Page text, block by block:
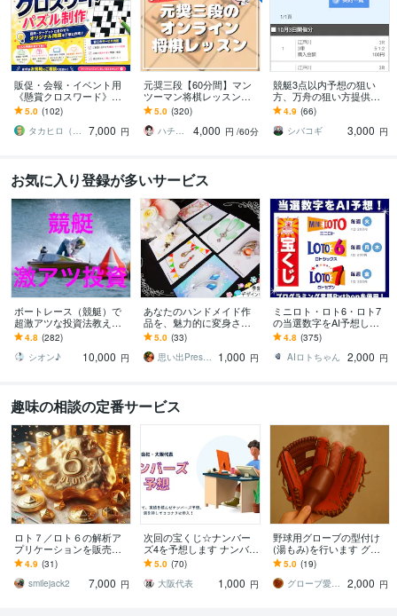
販促・会報・イベント用
《懸賞クロスワード》作
ります 実績100件+｜商用
利用OK。連載も特急もプ
ラチナ作家が対応
5.0 (102)
タカヒロ（クロスワード作家）
7,000 円
元奨三段【60分間】マン
ツーマン将棋レッスンし
ます 初心者大歓迎♪貴方
に寄り添った優しいレッ
スンで手助けします✨
5.0 (320)
ハチ☗【元奨三段】
4,000 円 /60分
競艇3点以内予想の狙い
方、万舟の狙い方提供し
ます 10/3 自己購入最高配
当10万舟 3点102620円的
中！
4.9 (66)
シバコギ
3,000 円
お気に入り登録が多いサービス
ボートレース（競艇）で
超激アツな投資法教えま
す 予想ではなく投資で
す。出走箱を見るだけ
で、秒殺で丸わかり！
4.8 (282)
シオン♪
10,000 円
あなたのハンドメイド作
品を、魅力的に変身させ
ます オリジナル受注も☆
【アクセサリー台紙／ハ
ンドメイド台紙】
5.0 (33)
思い出Presenter☆
1,000 円
ミニロト・ロト6・ロト7
の当選数字をAI予想しま
す プログラミング言語Pyt
honで当選数字をAIにて5
点予測
4.8 (375)
AIロトちゃん
2,000 円
趣味の相談の定番サービス
ロト７／ロト６の解析ア
プリケーションを販売し
ます 数学的証明とデータ
解析が生んだ、ロト攻略
の最終回答
4.9 (31)
smilejack2
7,000 円
次回の宝くじ☆ナンバー
ズ4を予想します ナンバー
ズ4に限定して詳しく予想
をお伝えします！
5.0 (70)
大阪代表
1,000 円
野球用グローブの型付け
(湯もみ)を行います グロ
ーブの型付け(湯もみ)を格
安で実施します！
5.0 (19)
グローブ愛好家
2,000 円